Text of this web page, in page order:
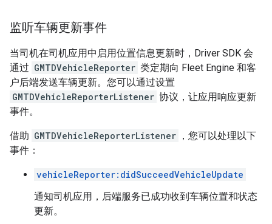
监听车辆更新事件
当司机在司机应用中启用位置信息更新时，Driver SDK 会
通过 GMTDVehicleReporter 类定期向 Fleet Engine 和客
户后端发送车辆更新。您可以通过设置
GMTDVehicleReporterListener 协议，让应用响应更新
事件。
借助 GMTDVehicleReporterListener ，您可以处理以下
事件：
vehicleReporter:didSucceedVehicleUpdate
通知司机应用，后端服务已成功收到车辆位置和状态
更新。